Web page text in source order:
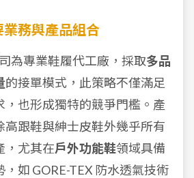
業務與產品組合
為專業鞋履代工廠，採取多品
的接單模式，此策略不僅滿足
，也形成獨特的競爭門檻。產
高跟鞋與紳士皮鞋外幾乎所有
，尤其在戶外功能鞋領域具備
如 GORE-TEX 防水透氣技術